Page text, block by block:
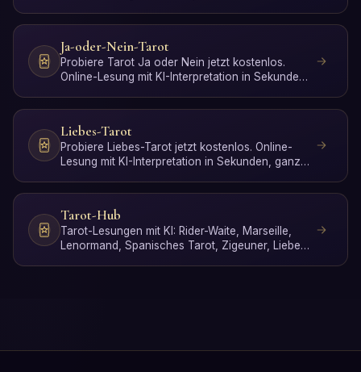
Ja-oder-Nein-Tarot
Probiere Tarot Ja oder Nein jetzt kostenlos.
Online-Lesung mit KI-Interpretation in Sekunden,
Liebes-Tarot
Probiere Liebes-Tarot jetzt kostenlos. Online-
Lesung mit KI-Interpretation in Sekunden, ganz
Tarot-Hub
Tarot-Lesungen mit KI: Rider-Waite, Marseille,
Lenormand, Spanisches Tarot, Zigeuner, Liebes,